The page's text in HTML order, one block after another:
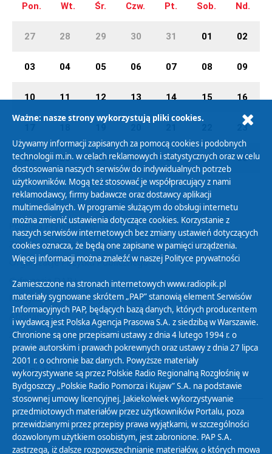
Pon. Wt. Śr. Czw. Pt. Sob. Nd.
27 28 29 30 31 01 02
03 04 05 06 07 08 09
10 11 12 13 14 15 16
23
24 25 26 27 28 29 30
Polityka Prywatności
Zasady korzystania z Serwisu
Organizacje Pożytku Publicznego
Cyfryzacja DAB+
Polityka ochrony danych osobowych
Abonament
Zamówienia publiczne
Biuletyn Informacji Publicznej
Ważne: nasze strony wykorzystują pliki cookies.
Używamy informacji zapisanych za pomocą cookies i podobnych
technologii m.in. w celach reklamowych i statystycznych oraz w celu
dostosowania naszych serwisów do indywidualnych potrzeb
użytkowników. Mogą też stosować je współpracujący z nami
reklamodawcy, firmy badawcze oraz dostawcy aplikacji
multimedialnych. W programie służącym do obsługi internetu
można zmienić ustawienia dotyczące cookies. Korzystanie z
naszych serwisów internetowych bez zmiany ustawień dotyczących
cookies oznacza, że będą one zapisane w pamięci urządzenia.
Więcej informacji można znaleźć w naszej Polityce prywatności
Zamieszczone na stronach internetowych www.radiopik.pl
materiały sygnowane skrótem „PAP” stanowią element Serwisów
Informacyjnych PAP, będących bazą danych, których producentem
i wydawcą jest Polska Agencja Prasowa S.A. z siedzibą w Warszawie.
Chronione są one przepisami ustawy z dnia 4 lutego 1994 r. o
prawie autorskim i prawach pokrewnych oraz ustawy z dnia 27 lipca
2001 r. o ochronie baz danych. Powyższe materiały
wykorzystywane są przez Polskie Radio Regionalną Rozgłośnię w
Bydgoszczy „Polskie Radio Pomorza i Kujaw” S.A. na podstawie
stosownej umowy licencyjnej. Jakiekolwiek wykorzystywanie
przedmiotowych materiałów przez użytkowników Portalu, poza
przewidzianymi przez przepisy prawa wyjątkami, w szczególności
dozwolonym użytkiem osobistym, jest zabronione. PAP S.A.
zastrzega, iż dalsze rozpowszechnianie materiałów, o których mowa